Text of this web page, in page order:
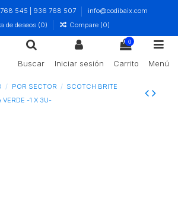
545 | 936 768 507
info@codibaix.com
de deseos (0) Compare (0)
Buscar Iniciar sesión
0
Carrito Menú
POR SECTOR
SCOTCH BRITE
VERDE -1 X 3U-